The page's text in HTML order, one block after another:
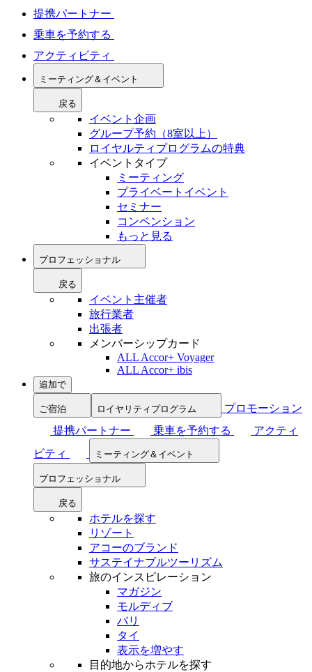
提携パートナー
乗車を予約する
アクティビティ
ミーティング＆イベント
戻る
イベント企画
グループ予約（8室以上）
ロイヤルティプログラムの特典
イベントタイプ
ミーティング
プライベートイベント
セミナー
コンベンション
もっと見る
プロフェッショナル
戻る
イベント主催者
旅行業者
出張者
メンバーシップカード
ALL Accor+ Voyager
ALL Accor+ ibis
追加で
ご宿泊 ロイヤリティプログラム
プロモーション
提携パートナー
乗車を予約する
アクティ
ビティ
ミーティング＆イベント
プロフェッショナル
戻る
ホテルを探す
リゾート
アコーのブランド
サステイナブルツーリズム
旅のインスピレーション
マガジン
モルディブ
バリ
タイ
表示を増やす
目的地からホテルを探す